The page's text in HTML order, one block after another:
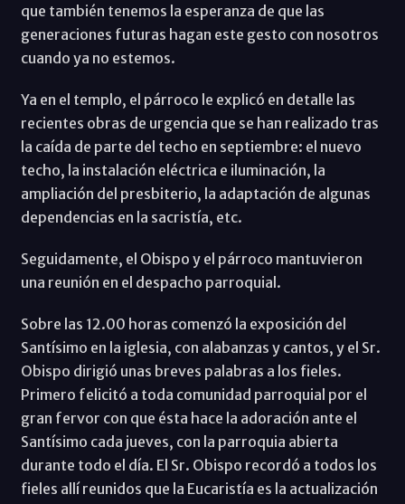
que también tenemos la esperanza de que las
generaciones futuras hagan este gesto con nosotros
cuando ya no estemos.
Ya en el templo, el párroco le explicó en detalle las
recientes obras de urgencia que se han realizado tras
la caída de parte del techo en septiembre: el nuevo
techo, la instalación eléctrica e iluminación, la
ampliación del presbiterio, la adaptación de algunas
dependencias en la sacristía, etc.
Seguidamente, el Obispo y el párroco mantuvieron
una reunión en el despacho parroquial.
Sobre las 12.00 horas comenzó la exposición del
Santísimo en la iglesia, con alabanzas y cantos, y el Sr.
Obispo dirigió unas breves palabras a los fieles.
Primero felicitó a toda comunidad parroquial por el
gran fervor con que ésta hace la adoración ante el
Santísimo cada jueves, con la parroquia abierta
durante todo el día. El Sr. Obispo recordó a todos los
fieles allí reunidos que la Eucaristía es la actualización